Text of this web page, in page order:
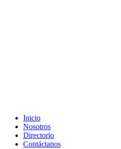
Inicio
Nosotros
Directorio
Contáctanos